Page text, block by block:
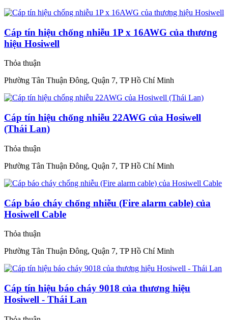
Cáp tín hiệu chống nhiễu 1P x 16AWG của thương
hiệu Hosiwell
Thỏa thuận
Phường Tân Thuận Đông, Quận 7, TP Hồ Chí Minh
Cáp tín hiệu chống nhiễu 22AWG của Hosiwell
(Thái Lan)
Thỏa thuận
Phường Tân Thuận Đông, Quận 7, TP Hồ Chí Minh
Cáp báo cháy chống nhiễu (Fire alarm cable) của
Hosiwell Cable
Thỏa thuận
Phường Tân Thuận Đông, Quận 7, TP Hồ Chí Minh
Cáp tín hiệu báo cháy 9018 của thương hiệu
Hosiwell - Thái Lan